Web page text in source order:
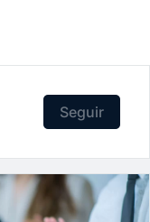
Seguir